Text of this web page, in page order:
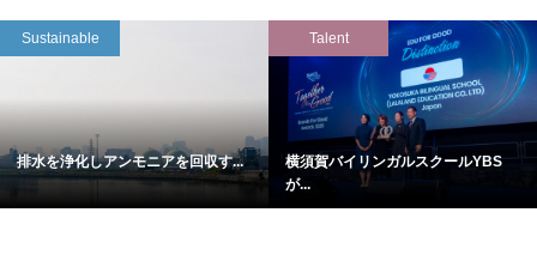
Sustainable
排水を浄化しアンモニアを回収す...
Talent
横須賀バイリンガルスクールYBS
が...